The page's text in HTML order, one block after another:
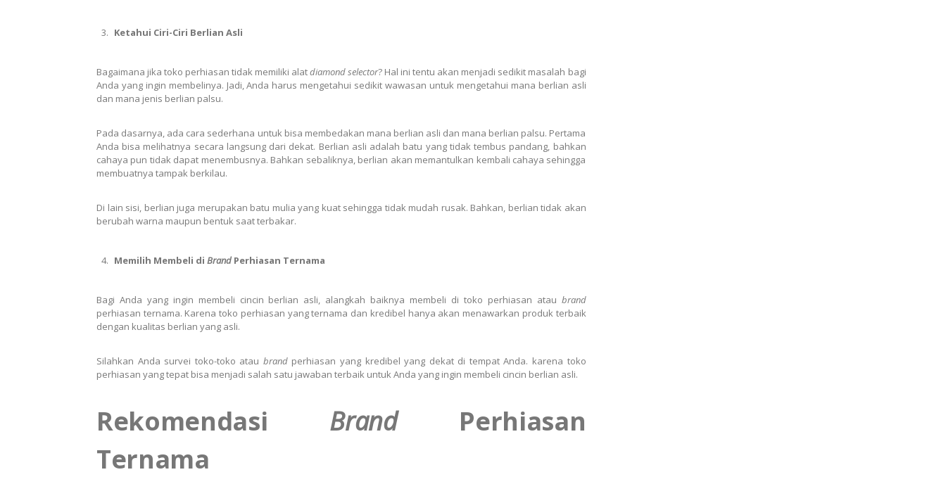
Ketahui Ciri-Ciri Berlian Asli
Bagaimana jika toko perhiasan tidak memiliki alatdiamond selector? Hal ini tentu akan menjadi sedikit masalah bagi
Anda yang ingin membelinya. Jadi, Anda harus mengetahui sedikit wawasan untuk mengetahui mana berlian asli
dan mana jenis berlian palsu.
Pada dasarnya, ada cara sederhana untuk bisa membedakan mana berlian asli dan mana berlian palsu. Pertama
Anda bisa melihatnya secara langsung dari dekat. Berlian asli adalah batu yang tidak tembus pandang, bahkan
cahaya pun tidak dapat menembusnya. Bahkan sebaliknya, berlian akan memantulkan kembali cahaya sehingga
membuatnya tampak berkilau.
Di lain sisi, berlian juga merupakan batu mulia yang kuat sehingga tidak mudah rusak. Bahkan, berlian tidak akan
berubah warna maupun bentuk saat terbakar.
Memilih Membeli di Brand Perhiasan Ternama
Bagi Anda yang ingin membeli cincin berlian asli, alangkah baiknya membeli di toko perhiasan atau brand
perhiasan ternama. Karena toko perhiasan yang ternama dan kredibel hanya akan menawarkan produk terbaik
dengan kualitas berlian yang asli.
Silahkan Anda survei toko-toko atau brand perhiasan yang kredibel yang dekat di tempat Anda. karena toko
perhiasan yang tepat bisa menjadi salah satu jawaban terbaik untuk Anda yang ingin membeli cincin berlian asli.
Rekomendasi Brand Perhiasan
Ternama